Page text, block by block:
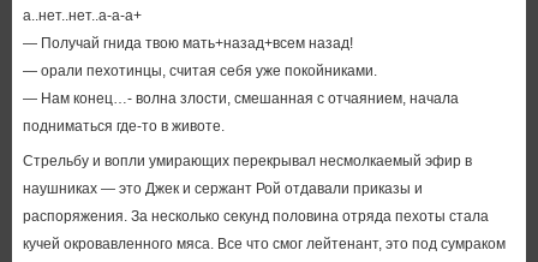
а..нет..нет..а-а-а+
— Получай гнида твою мать+назад+всем назад!
— орали пехотинцы, считая себя уже покойниками.
— Нам конец…- волна злости, смешанная с отчаянием, начала
подниматься где-то в животе.
Стрельбу и вопли умирающих перекрывал несмолкаемый эфир в
наушниках — это Джек и сержант Рой отдавали приказы и
распоряжения. За несколько секунд половина отряда пехоты стала
кучей окровавленного мяса. Все что смог лейтенант, это под сумраком